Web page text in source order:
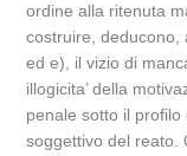
ordine alla ritenuta
costruire, deducono,
ed e), il vizio di
illogicita’ della
penale sotto il profilo
soggettivo del reato.